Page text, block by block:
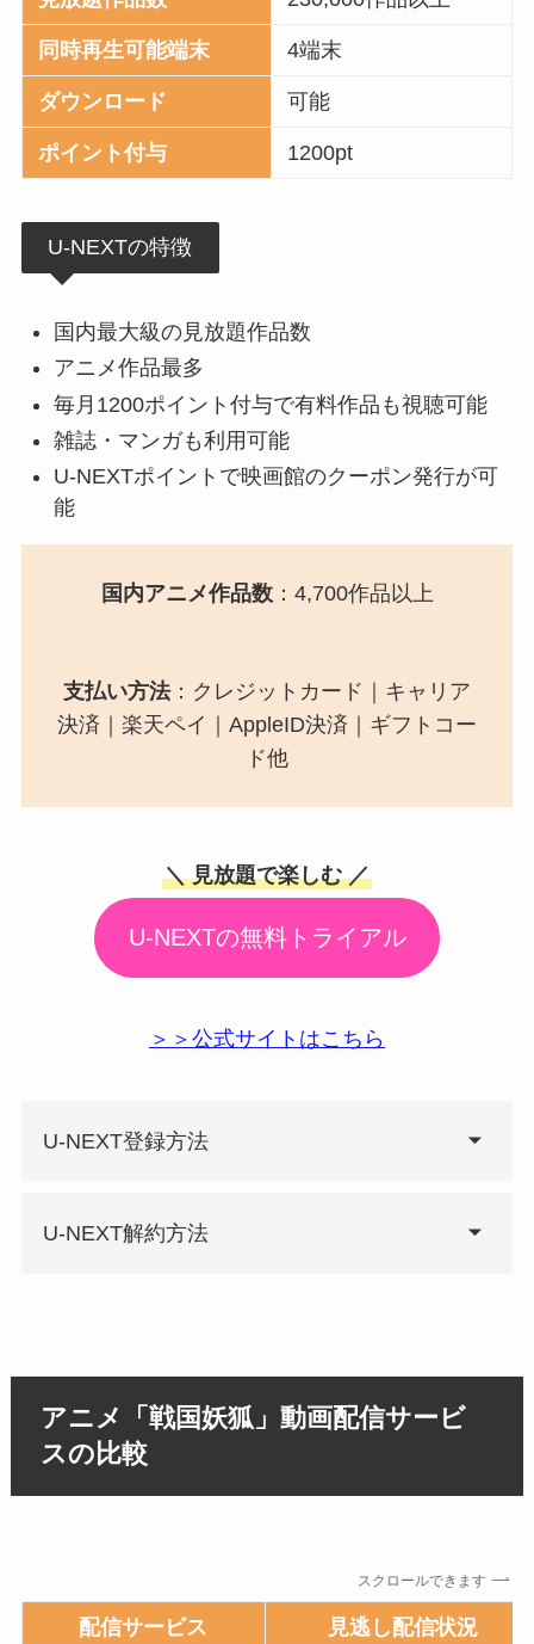
同時再生可能端末 4端末
ダウンロード 可能
ポイント付与 1200pt
U-NEXTの特徴
国内最大級の見放題作品数
アニメ作品最多
毎月1200ポイント付与で有料作品も視聴可能
雑誌・マンガも利用可能
U-NEXTポイントで映画館のクーポン発行が可
能
国内アニメ作品数：4,700作品以上
支払い方法：クレジットカード｜キャリア
決済｜楽天ペイ｜AppleID決済｜ギフトコー
ド他
＼ 見放題で楽しむ ／
U-NEXTの無料トライアル
＞＞公式サイトはこちら
U-NEXT登録方法
U-NEXT解約方法
アニメ「戦国妖狐」動画配信サービ
スの比較
スクロールできます
配信サービス 見逃し配信状況